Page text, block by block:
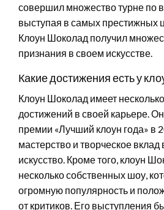
совершил множество турне по
выступая в самых престижных
Клоун Шоколад получил
признания в своем искусстве.
Какие достижения есть у
Клоун Шоколад имеет
достижений в своей карьере.
премии «Лучший клоун года» в
мастерство и творческое вклад
искусство. Кроме того, клоун
несколько собственных шоу,
огромную популярность и
от критиков. Его выступления